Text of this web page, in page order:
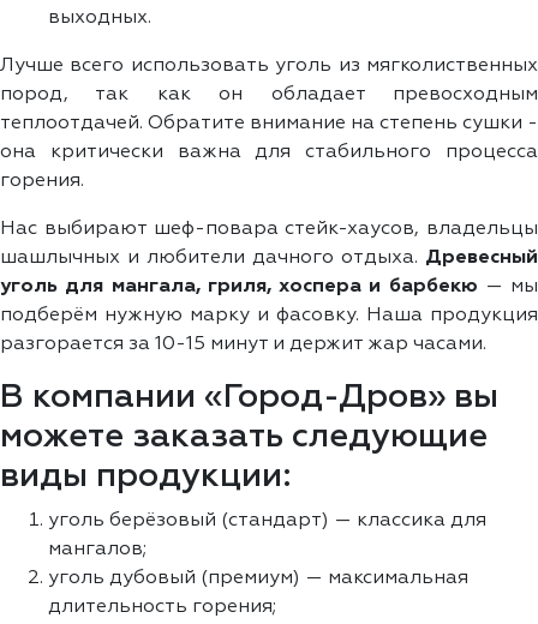
выходных.
Лучше всего использовать уголь из мягколиственных
пород, так как он обладает превосходным
теплоотдачей. Обратите внимание на степень сушки -
она критически важна для стабильного процесса
горения.
Нас выбирают шеф-повара стейк-хаусов, владельцы
шашлычных и любители дачного отдыха. Древесный
уголь для мангала, гриля, хоспера и барбекю — мы
подберём нужную марку и фасовку. Наша продукция
разгорается за 10-15 минут и держит жар часами.
В компании «Город-Дров» вы
можете заказать следующие
виды продукции:
уголь берёзовый (стандарт) — классика для
мангалов;
уголь дубовый (премиум) — максимальная
длительность горения;